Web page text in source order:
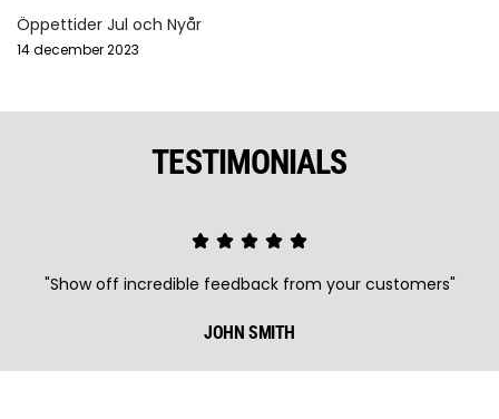
Öppettider Jul och Nyår
14 december 2023
TESTIMONIALS
"Show off incredible feedback from your customers"
JOHN SMITH